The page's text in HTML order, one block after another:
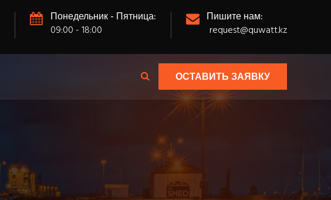
Понедельник - Пятница:
09:00 - 18:00
Пишите нам:
request@quwatt.kz
ОСТАВИТЬ ЗАЯВКУ